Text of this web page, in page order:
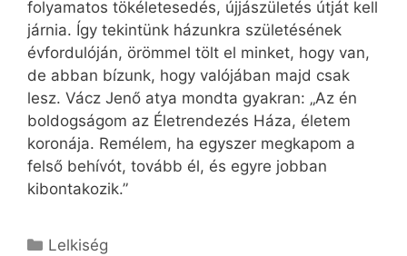
folyamatos tökéletesedés, újjászületés útját kell
járnia. Így tekintünk házunkra születésének
évfordulóján, örömmel tölt el minket, hogy van,
de abban bízunk, hogy valójában majd csak
lesz. Vácz Jenő atya mondta gyakran: „Az én
boldogságom az Életrendezés Háza, életem
koronája. Remélem, ha egyszer megkapom a
felső behívót, tovább él, és egyre jobban
kibontakozik.”
Kategória
Lelkiség